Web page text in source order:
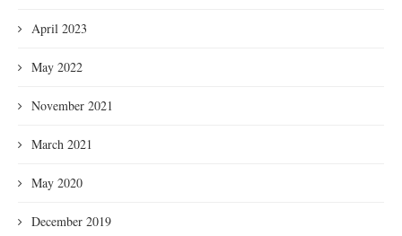
April 2023
May 2022
November 2021
March 2021
May 2020
December 2019